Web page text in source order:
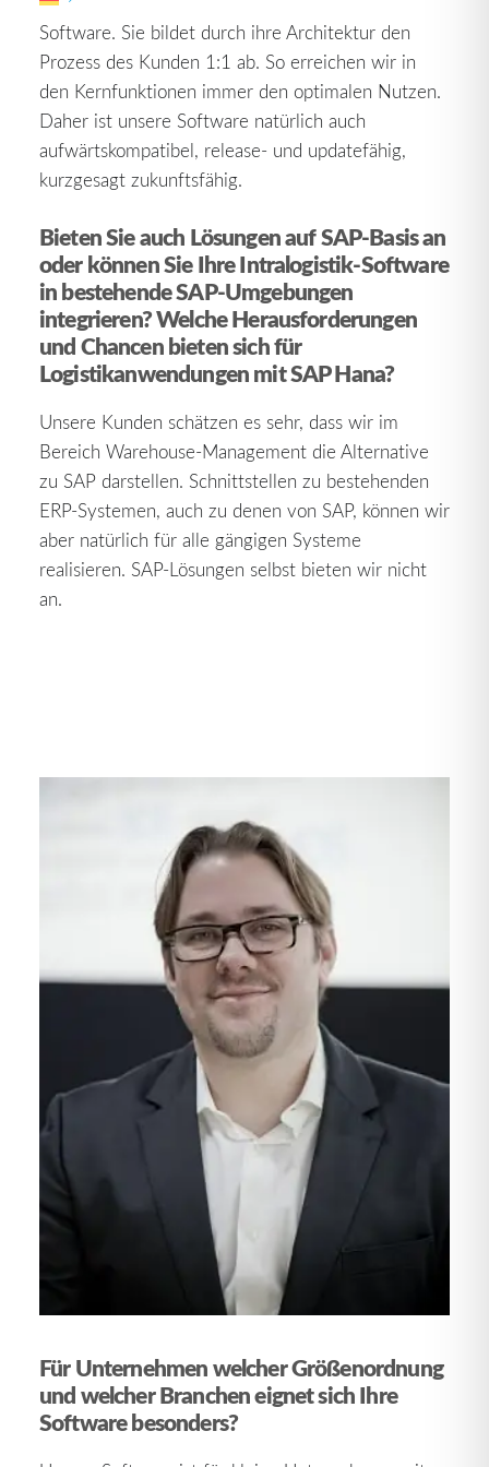
Software. Sie bildet durch ihre Architektur den
Prozess des Kunden 1:1 ab. So erreichen wir in
den Kernfunktionen immer den optimalen Nutzen.
Daher ist unsere Software natürlich auch
aufwärtskompatibel, release- und updatefähig,
kurzgesagt zukunftsfähig.
Bieten Sie auch Lösungen auf SAP-Basis an
oder können Sie Ihre Intralogistik-Software
in bestehende SAP-Umgebungen
integrieren? Welche Herausforderungen
und Chancen bieten sich für
Logistikanwendungen mit SAP Hana?
Unsere Kunden schätzen es sehr, dass wir im
Bereich Warehouse-Management die Alternative
zu SAP darstellen. Schnittstellen zu bestehenden
ERP-Systemen, auch zu denen von SAP, können wir
aber natürlich für alle gängigen Systeme
realisieren. SAP-Lösungen selbst bieten wir nicht
an.
Für Unternehmen welcher Größenordnung
und welcher Branchen eignet sich Ihre
Software besonders?